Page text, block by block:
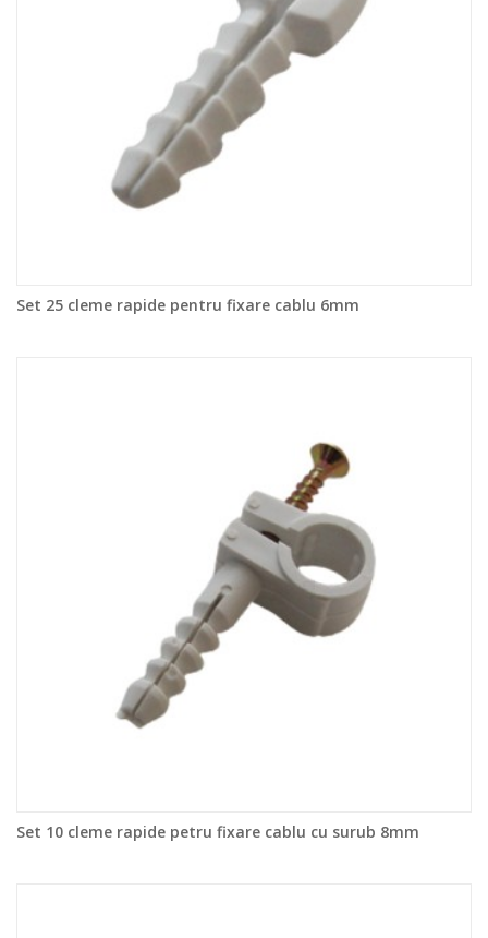
Set 25 cleme rapide pentru fixare cablu 6mm
Set 10 cleme rapide petru fixare cablu cu surub 8mm